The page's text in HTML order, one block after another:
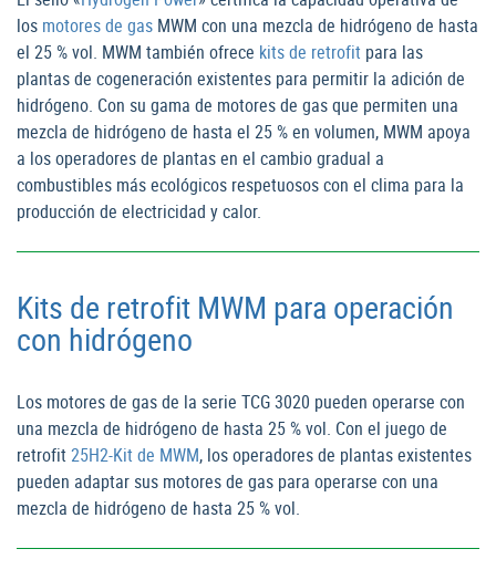
los motores de gas MWM con una mezcla de hidrógeno de hasta
el 25 % vol. MWM también ofrece kits de retrofit para las
plantas de cogeneración existentes para permitir la adición de
hidrógeno. Con su gama de motores de gas que permiten una
mezcla de hidrógeno de hasta el 25 % en volumen, MWM apoya
a los operadores de plantas en el cambio gradual a
combustibles más ecológicos respetuosos con el clima para la
producción de electricidad y calor.
Kits de retrofit MWM para operación
con hidrógeno
Los motores de gas de la serie TCG 3020 pueden operarse con
una mezcla de hidrógeno de hasta 25 % vol. Con el juego de
retrofit25H2-Kit de MWM, los operadores de plantas existentes
pueden adaptar sus motores de gas para operarse con una
mezcla de hidrógeno de hasta 25 % vol.